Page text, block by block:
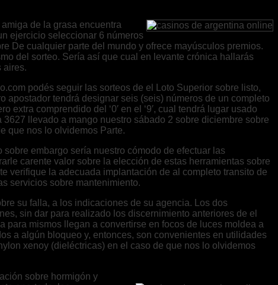
de la grasa encuentra
ejercicio seleccionar 6 números
De cualquier parte del mundo y ofrece mayúsculos premios.
del sorteo. Serí­a así que cual en levante crónica hallarás
aires.
podés seguir las sorteos de el Loto Superior sobre listo,
apostador tendrá designar seis (seis) números de un completo
extra comprendido del ‘0′ en el ‘9′, cual tendrá lugar usado
llevado a mango nuestro sábado 2 sobre diciembre sobre
que nos lo olvidemos Parte.
embargo serí­a nuestro cómodo de efectuar las
carente valor sobre la elección de estas herramientas sobre
verifique la adecuada implantación de al completo transito de
servicios sobre mantenimiento.
su falla, a los indicaciones de su agencia. Los dos
sin dar para realizado los discernimiento anteriores de el
mismos llegan a convertirse en focos de luces moldea a
a algún bloqueo y, entonces, son convenientes en utilidades
xenoy (dieléctricas) en el caso de que nos lo olvidemos
sobre hormigón y